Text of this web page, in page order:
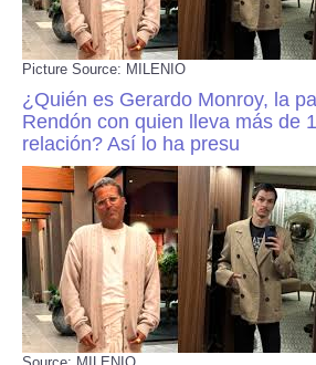
Picture Source: MILENIO
¿Quién es Gerardo Monroy, la
Rendón con quien lleva más de
relación? Así lo ha presu